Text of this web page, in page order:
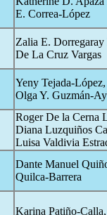
E. Correa-López
Zalia E. Dorregaray
De La Cruz Vargas
Yeny Tejada-
Olga Y. Guzmán-
Roger De la Cerna
Diana Luzquiños
Luisa Valdivia
Dante Manuel
Quilca-Barrera
Karina Patiño-